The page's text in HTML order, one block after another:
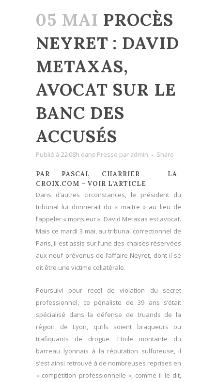
05 MAI PROCÈS
NEYRET : DAVID
METAXAS,
AVOCAT SUR LE
BANC DES
ACCUSÉS
Publié à 22:08h dans Presse par admin Share
PAR PASCAL CHARRIER – LA-
CROIX.COM – VOIR L’ARTICLE
Dans d’autres circonstances, le président du
tribunal lui donnerait du « maitre » au lieu de
l’appeler « monsieur ». David Metaxas est avocat.
Mais ce mardi 3 mai, au tribunal correctionnel de
Paris, il est assis sur l’une des chaises réservées
aux neuf prévenus de l’affaire Neyret, dont il se
dit être une victime collatérale.
Poursuivi pour recel de violation du secret
professionnel, ce pénaliste de 39 ans s’était
spécialisé dans la défense de truands de la
région de Lyon, qu’ils soient braqueurs ou
trafiquants de drogue. Etoile montante du
barreau lyonnais à la réputation sulfureuse, il
s’est ainsi retrouvé à de nombreuses reprises en
« compétition professionnelle », comme il le dit,